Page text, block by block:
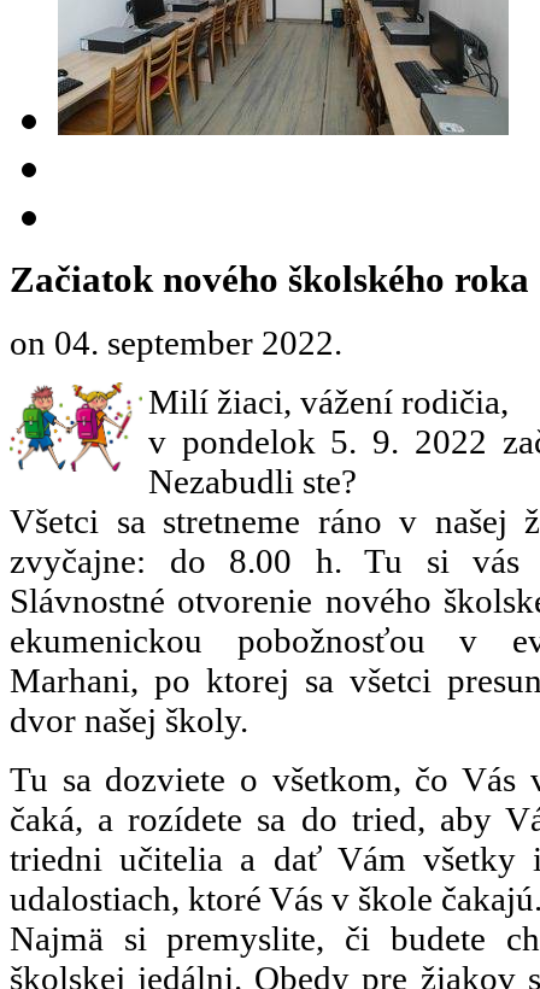
Začiatok nového školského roka
on 04. september 2022.
Milí žiaci, vážení rodičia,
v pondelok 5. 9. 2022
Nezabudli ste?
Všetci sa stretneme ráno v našej
zvyčajne: do 8.00 h. Tu si vás
Slávnostné otvorenie nového
ekumenickou pobožnosťou v
Marhani, po ktorej sa všetci
dvor našej školy.
Tu sa dozviete o všetkom, čo Vás
čaká, a rozídete sa do tried, aby
triedni učitelia a dať Vám všetky
udalostiach, ktoré Vás v škole
Najmä si premyslite, či budete
školskej jedálni. Obedy pre žiakov